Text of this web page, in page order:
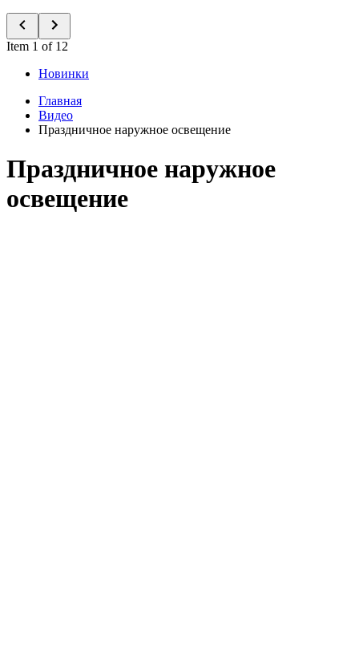
Item 1 of 12
Новинки
Главная
Видео
Праздничное наружное освещение
Праздничное наружное
освещение